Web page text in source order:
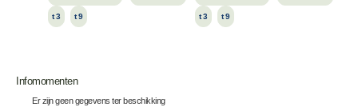
t 3 t 9 t 3 t 9
Infomomenten
Er zijn geen gegevens ter beschikking